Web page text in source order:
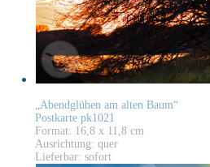
„Abendglühen am alten Baum“
Postkarte pk1021
Format: 16,8 x 11,8 cm
Ausrichtung: quer
Lieferbar: sofort